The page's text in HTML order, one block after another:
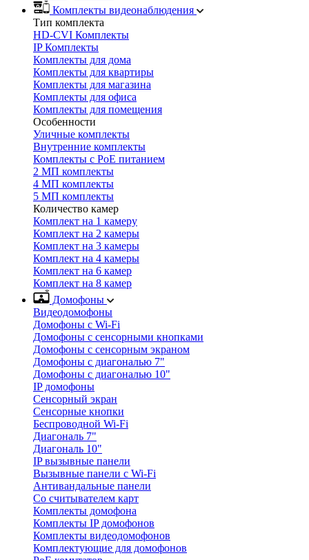
Комплекты видеонаблюдения
Тип комплекта
HD-CVI Комплекты
IP Комплекты
Комплекты для дома
Комплекты для квартиры
Комплекты для магазина
Комплекты для офиса
Комплекты для помещения
Особенности
Уличные комплекты
Внутренние комплекты
Комплекты с PoE питанием
2 МП комплекты
4 МП комплекты
5 МП комплекты
Количество камер
Комплект на 1 камеру
Комплект на 2 камеры
Комплект на 3 камеры
Комплект на 4 камеры
Комплект на 6 камер
Комплект на 8 камер
Домофоны
Видеодомофоны
Домофоны с Wi-Fi
Домофоны с сенсорными кнопками
Домофоны с сенсорным экраном
Домофоны с диагональю 7"
Домофоны с диагональю 10"
IP домофоны
Сенсорный экран
Сенсорные кнопки
Беспроводной Wi-Fi
Диагональ 7"
Диагональ 10"
IP вызывные панели
Вызывные панели с Wi-Fi
Антивандальные панели
Со считывателем карт
Комплекты домофона
Комплекты IP домофонов
Комплекты видеодомофонов
Комплектующие для домофонов